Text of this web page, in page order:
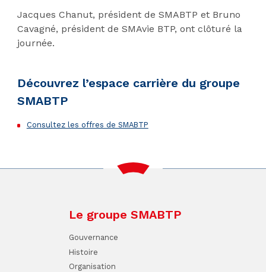
Jacques Chanut, président de SMABTP et Bruno
Cavagné, président de SMAvie BTP, ont clôturé la
journée.
Découvrez l’espace carrière du groupe
SMABTP
Consultez les offres de SMABTP
Le groupe SMABTP
Gouvernance
Histoire
Organisation